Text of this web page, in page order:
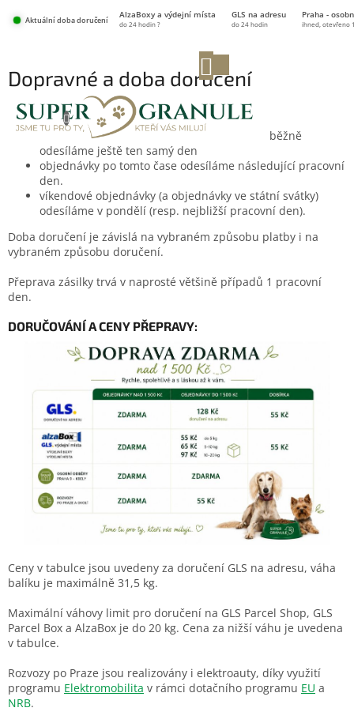
Aktuální doba doručení
AlzaBoxy a výdejní místa GLS na adresu Praha -
do 24 hodin ? do 24 hodin ihned, otevřeno
KOŠÍK
Dopravné a doba doručení
KDY MOHU BALÍČEK OČEKÁVAT?
objednávky přijaté v pracovní dny do 13:30 běžně
odesíláme ještě ten samý den
objednávky po tomto čase odesíláme následující pracovní
den.
víkendové objednávky (a objednávky ve státní svátky)
odesíláme v pondělí (resp. nejbližší pracovní den).
Doba doručení je závislá na vybraném způsobu platby i na
vybraném způsobu doručení.
Přeprava zásilky trvá v naprosté většině případů 1 pracovní
den.
DORUČOVÁNÍ A CENY PŘEPRAVY:
Ceny v tabulce jsou uvedeny za doručení GLS na adresu, váha
balíku je maximálně 31,5 kg.
Maximální váhovy limit pro doručení na GLS Parcel Shop, GLS
Parcel Box a AlzaBox je do 20 kg. Cena za nižší váhu je uvedena
v tabulce.
Rozvozy po Praze jsou realizovány i elektroauty, díky využití
programu Elektromobilita v rámci dotačního programu EU a
NRB.